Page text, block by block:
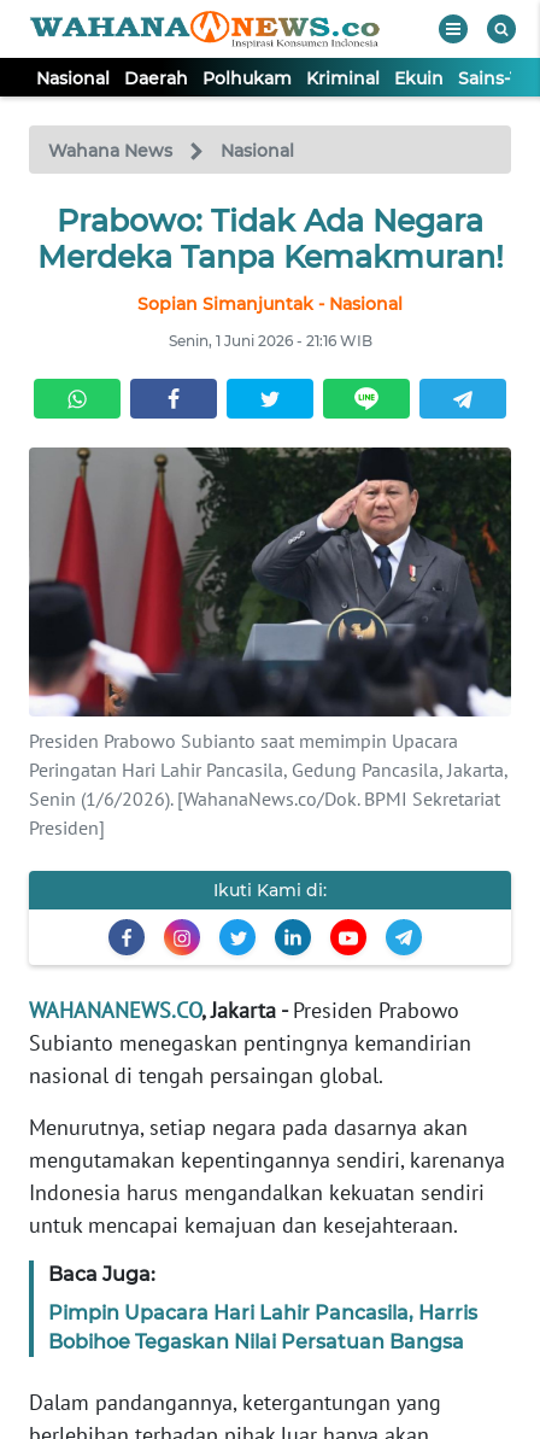
Nasional Daerah Polhukam Kriminal Ekuin Sains-
Wahana News Nasional
Prabowo: Tidak Ada Negara
Merdeka Tanpa Kemakmuran!
Sopian Simanjuntak - Nasional
Senin, 1 Juni 2026 - 21:16 WIB
Presiden Prabowo Subianto saat memimpin Upacara
Peringatan Hari Lahir Pancasila, Gedung Pancasila, Jakarta,
Senin (1/6/2026). [WahanaNews.co/Dok. BPMI Sekretariat
Presiden]
Ikuti Kami di:
WAHANANEWS.CO, Jakarta -Presiden Prabowo
Subianto menegaskan pentingnya kemandirian
nasional di tengah persaingan global.
Menurutnya, setiap negara pada dasarnya akan
mengutamakan kepentingannya sendiri, karenanya
Indonesia harus mengandalkan kekuatan sendiri
untuk mencapai kemajuan dan kesejahteraan.
Baca Juga:
Pimpin Upacara Hari Lahir Pancasila, Harris
Bobihoe Tegaskan Nilai Persatuan Bangsa
Dalam pandangannya, ketergantungan yang
TV
Tutup
NASIONAL
KRIMINAL
EKUIN
SAINS-TEKNO
KESEHATAN
INTERNASIONAL
SERBA-SERBI
PENDIDIKAN
EDITORIAL
Informasi
INDEKS
BERITA
KONTAK
INFO
IKLAN
TENTANG